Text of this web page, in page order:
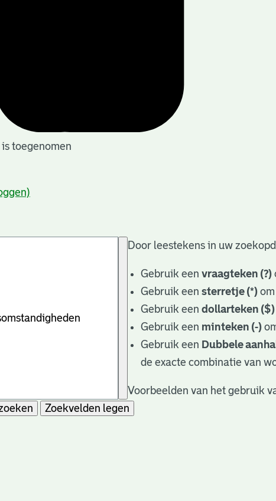
toegenomen
Door leestekens in uw
Gebruik eenvraagteken (?)
Gebruik eensterretje (*)
Gebruik eendollarteken ($)
Gebruik een minteken (-)
Gebruik een Dubbele
de exacte combinatie van
Voorbeelden van het gebruik
Zoekvelden legen